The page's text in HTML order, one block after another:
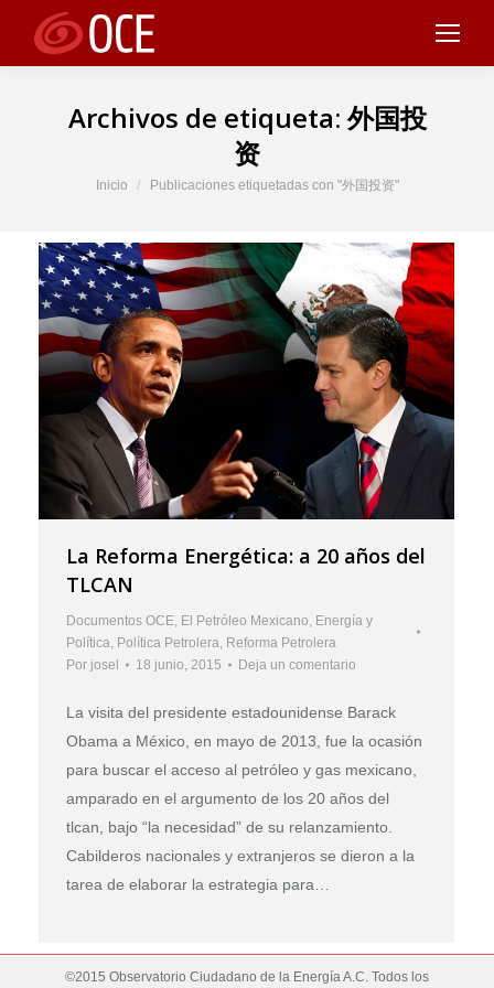
Archivos de etiqueta: 外国投
资
Estás aquí:
Inicio Publicaciones etiquetadas con "外国投资"
La Reforma Energética: a 20 años del
TLCAN
Documentos OCE, El Petróleo Mexicano, Energía y
Política, Política Petrolera, Reforma Petrolera
Por josel 18 junio, 2015 Deja un comentario
La visita del presidente estadounidense Barack
Obama a México, en mayo de 2013, fue la ocasión
para buscar el acceso al petróleo y gas mexicano,
amparado en el argumento de los 20 años del
tlcan, bajo “la necesidad” de su relanzamiento.
Cabilderos nacionales y extranjeros se dieron a la
tarea de elaborar la estrategia para…
©2015 Observatorio Ciudadano de la Energía A.C. Todos los